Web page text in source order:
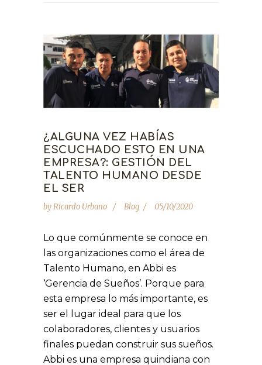
¿ALGUNA VEZ HABÍAS
ESCUCHADO ESTO EN UNA
EMPRESA?: GESTIÓN DEL
TALENTO HUMANO DESDE
EL SER
byRicardo Urbano Blog 05/10/2020
Lo que comúnmente se conoce en
las organizaciones como el área de
Talento Humano, en Abbi es
‘Gerencia de Sueños’. Porque para
esta empresa lo más importante, es
ser el lugar ideal para que los
colaboradores, clientes y usuarios
finales puedan construir sus sueños.
Abbi es una empresa quindiana con